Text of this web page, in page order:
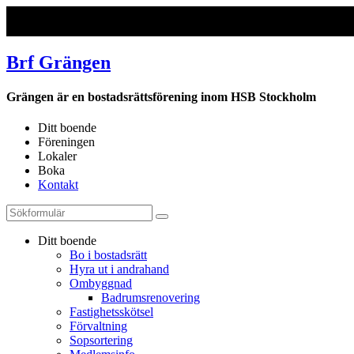
Brf Grängen
Grängen är en bostadsrättsförening inom HSB Stockholm
Ditt boende
Föreningen
Lokaler
Boka
Kontakt
Ditt boende
Bo i bostadsrätt
Hyra ut i andrahand
Ombyggnad
Badrumsrenovering
Fastighetsskötsel
Förvaltning
Sopsortering